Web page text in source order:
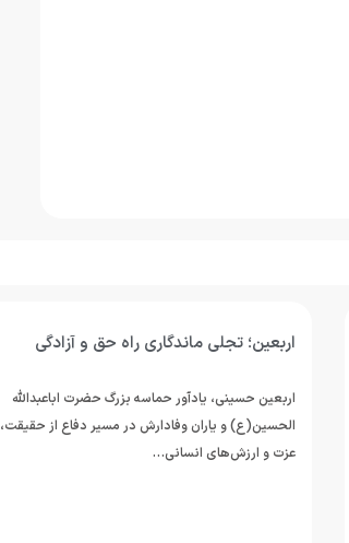
اربعین؛ تجلی ماندگاری راه حق و آزادگی
اربعین حسینی، یادآور حماسه بزرگ حضرت اباعبدالله
الحسین(ع) و یاران وفادارش در مسیر دفاع از حقیقت،
عزت و ارزش‌های انسانی…